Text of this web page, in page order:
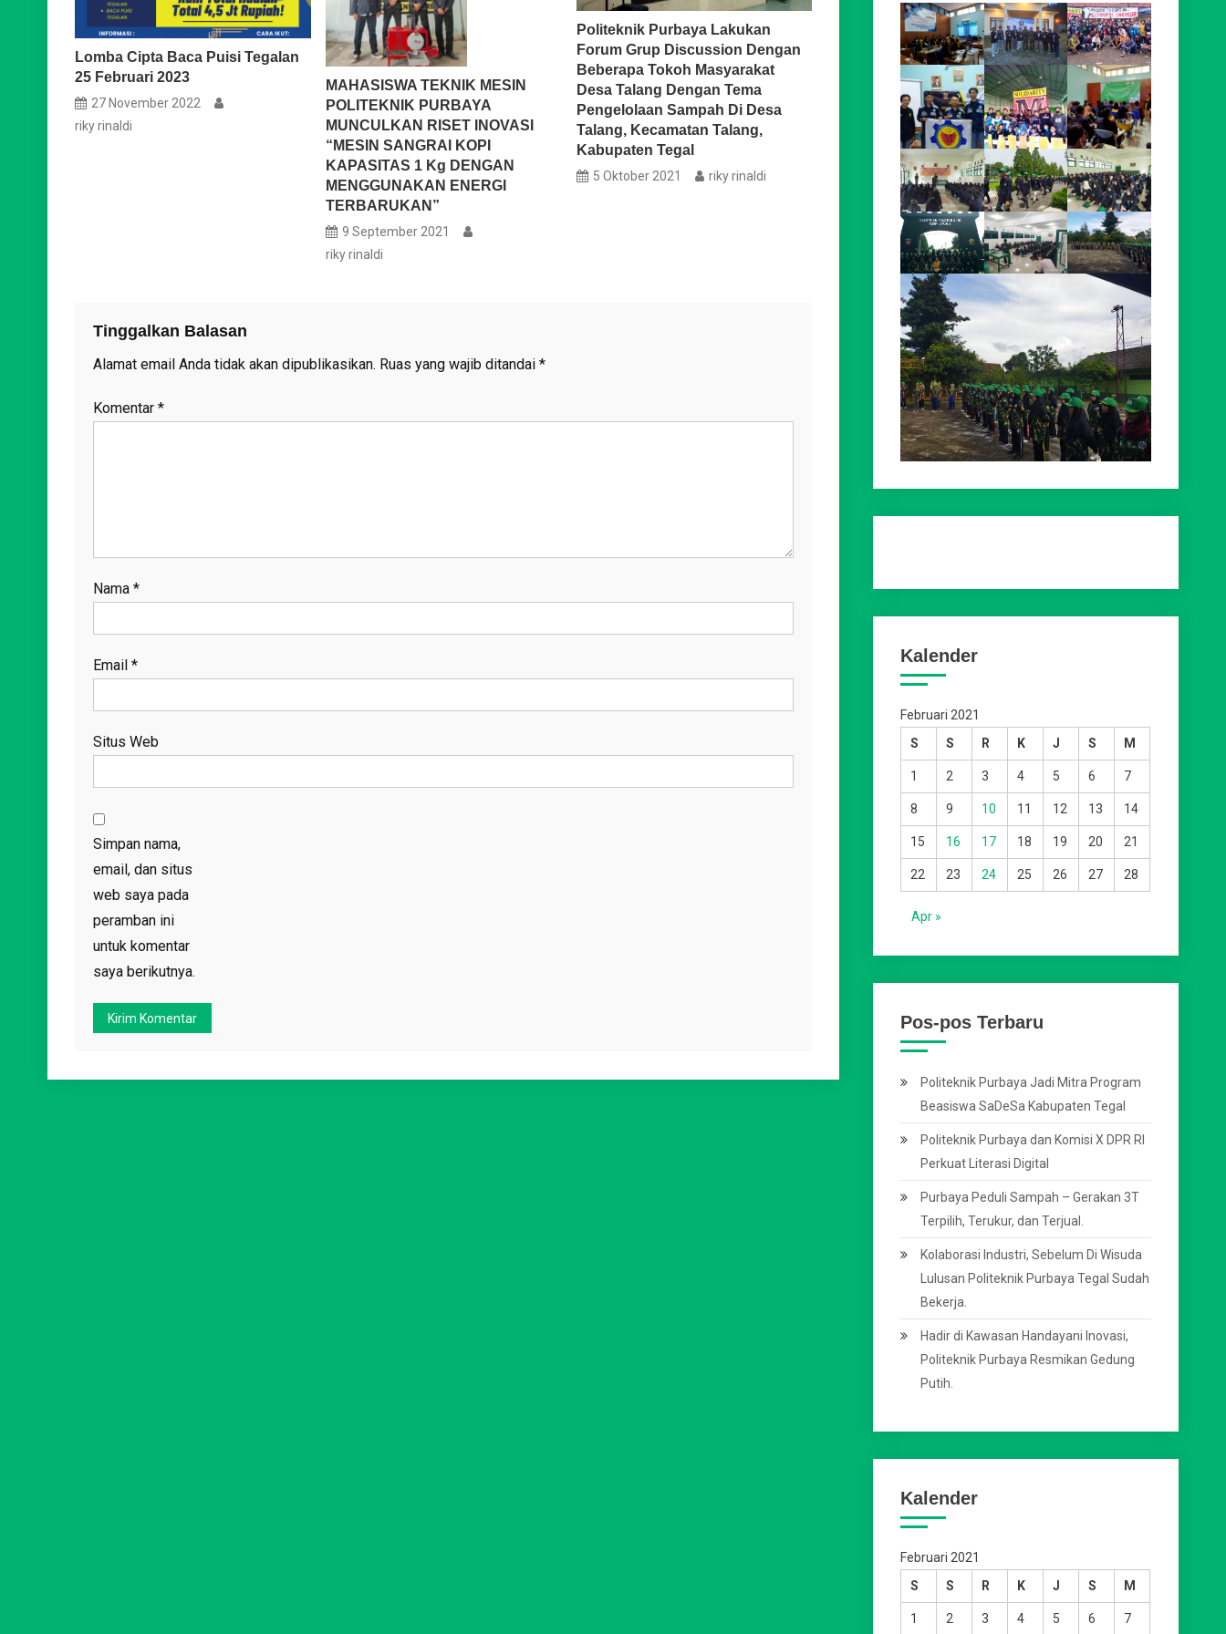
Lomba Cipta Baca Puisi Tegalan
25 Februari 2023
27 November 2022
riky rinaldi
MAHASISWA TEKNIK MESIN
POLITEKNIK PURBAYA
MUNCULKAN RISET INOVASI
“MESIN SANGRAI KOPI
KAPASITAS 1 Kg DENGAN
MENGGUNAKAN ENERGI
TERBARUKAN”
9 September 2021
riky rinaldi
Politeknik Purbaya Lakukan
Forum Grup Discussion Dengan
Beberapa Tokoh Masyarakat
Desa Talang Dengan Tema
Pengelolaan Sampah Di Desa
Talang, Kecamatan Talang,
Kabupaten Tegal
5 Oktober 2021 riky rinaldi
Tinggalkan Balasan
Alamat email Anda tidak akan dipublikasikan. Ruas yang wajib ditandai *
Komentar *
Nama *
Email *
Situs Web
Simpan nama,
email, dan situs
web saya pada
peramban ini
untuk komentar
saya berikutnya.
Kalender
Februari 2021
S
S R K J S M
1 2 3 4 5 6 7
8 9 10 11 12 13 14
15 16 17 18 19 20 21
22 23 24 25 26 27 28
Apr »
Pos-pos Terbaru
Politeknik Purbaya Jadi Mitra Program
Beasiswa SaDeSa Kabupaten Tegal
Politeknik Purbaya dan Komisi X DPR RI
Perkuat Literasi Digital
Purbaya Peduli Sampah – Gerakan 3T
Terpilih, Terukur, dan Terjual.
Kolaborasi Industri, Sebelum Di Wisuda
Lulusan Politeknik Purbaya Tegal Sudah
Bekerja.
Hadir di Kawasan Handayani Inovasi,
Politeknik Purbaya Resmikan Gedung
Putih.
Kalender
Februari 2021
S
S R K J S M
1 2 3 4 5 6 7